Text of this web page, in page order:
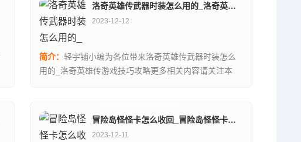
洛奇英雄传武器时装怎么用的_洛奇英雄传游戏技巧攻略
2023-12-12
简介： 轻宇铺小编为各位带来洛奇英雄传武器时装怎么
用的_洛奇英雄传游戏技巧攻略更多相关内容请关注本
冒险岛怪怪卡怎么收回_冒险岛怪怪卡打什么爆
2023-12-11